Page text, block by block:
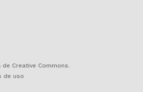
Creative Commons.
de uso